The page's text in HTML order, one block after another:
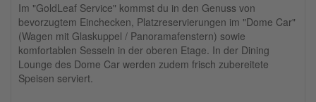
Im "GoldLeaf Service" kommst du in den Genuss von
bevorzugtem Einchecken, Platzreservierungen im "Dome Car"
(Wagen mit Glaskuppel / Panoramafenstern) sowie
komfortablen Sesseln in der oberen Etage. In der Dining
Lounge des Dome Car werden zudem frisch zubereitete
Speisen serviert.